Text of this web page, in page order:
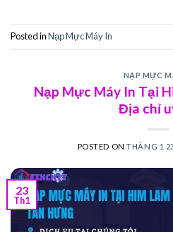
Posted inNạp Mực Máy In
NẠP MỰC
Nạp Mực Máy In Tại
Địa chỉ
POSTED ONTHÁNG 1
23
Th1